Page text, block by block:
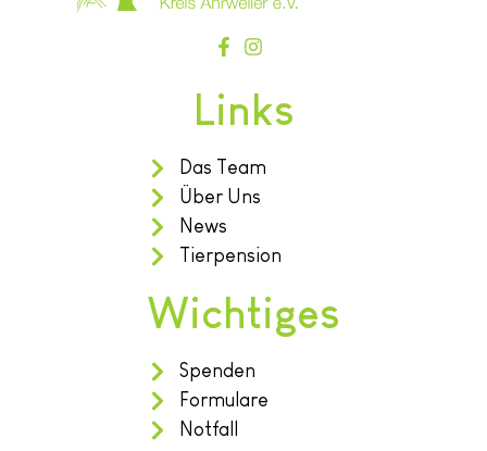
Links
Das Team
Über Uns
News
Tierpension
Wichtiges
Spenden
Formulare
Notfall